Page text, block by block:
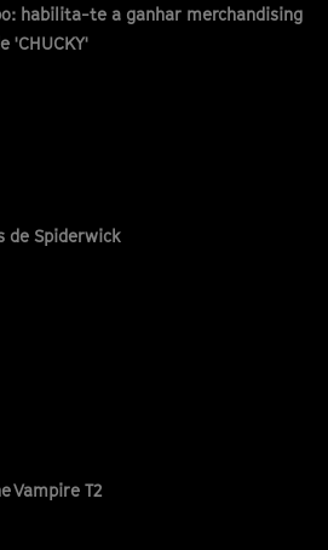
habilita-te a ganhar merchandising
'CHUCKY'
de Spiderwick
Vampire T2